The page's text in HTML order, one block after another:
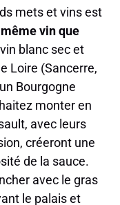
mets et vins est
vin que
blanc sec et
Loire (Sancerre,
Bourgogne
monter en
avec leurs
créeront une
de la sauce.
avec le gras
le palais et